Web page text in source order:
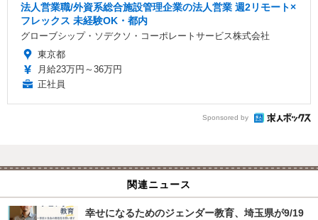
法人営業職/外資系総合施設管理企業の法人営業 週2リモート×
フレックス 未経験OK・都内
グローブシップ・ソデクソ・コーポレートサービス株式会社
東京都
月給23万円～36万円
正社員
Sponsored by
関連ニュース
幸せになるためのジェンダー教育、埼玉県が9/19